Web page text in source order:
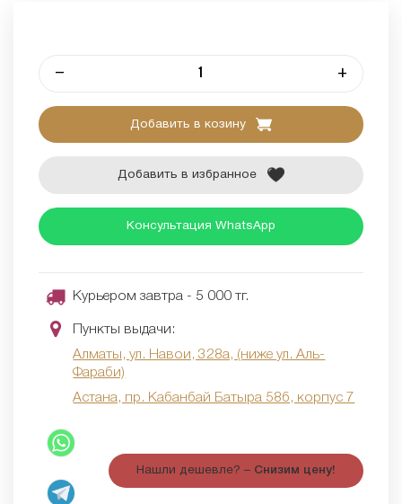
– +
Добавить в козину
Добавить в избранное
Консультация WhatsApp
Курьером завтра - 5 000 тг.
Пункты выдачи:
Алматы, ул. Навои, 328а, (ниже ул. Аль-
Фараби)
Астана, пр. Кабанбай Батыра 58б, корпус 7
Нашли дешевле? – Снизим цену!